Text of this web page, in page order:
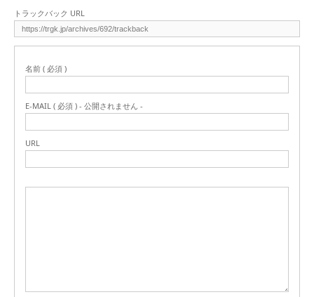
トラックバック URL
名前 ( 必須 )
E-MAIL ( 必須 ) - 公開されません -
URL